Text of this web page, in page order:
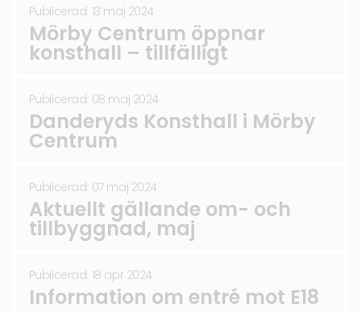
Publicerad: 13 maj 2024
Mörby Centrum öppnar
konsthall – tillfälligt
Publicerad: 08 maj 2024
Danderyds Konsthall i Mörby
Centrum
Publicerad: 07 maj 2024
Aktuellt gällande om- och
tillbyggnad, maj
Publicerad: 18 apr 2024
Information om entré mot E18